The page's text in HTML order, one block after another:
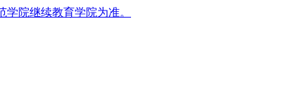
院继续教育学院为准。